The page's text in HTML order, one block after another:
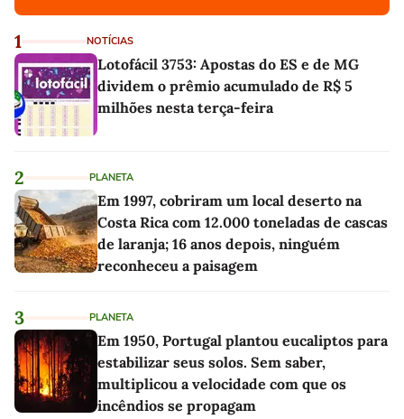
1 NOTÍCIAS
Lotofácil 3753: Apostas do ES e de MG
dividem o prêmio acumulado de R$ 5
milhões nesta terça-feira
2 PLANETA
Em 1997, cobriram um local deserto na
Costa Rica com 12.000 toneladas de cascas
de laranja; 16 anos depois, ninguém
reconheceu a paisagem
3 PLANETA
Em 1950, Portugal plantou eucaliptos para
estabilizar seus solos. Sem saber,
multiplicou a velocidade com que os
incêndios se propagam